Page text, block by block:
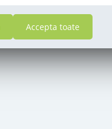
Accepta toate